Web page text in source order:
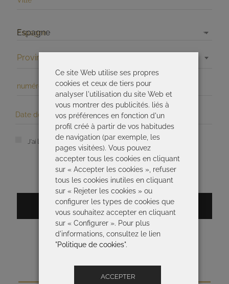
Espagne
Espagne
Province
J'ai lu et j'accepte lapolitique de confidentialité *
S’INSCRIRE
Ce site Web utilise ses propres
cookies et ceux de tiers pour
analyser l'utilisation du site Web et
vous montrer des publicités. liés à
vos préférences en fonction d'un
profil créé à partir de vos habitudes
de navigation (par exemple, les
pages visitées). Vous pouvez
accepter tous les cookies en cliquant
sur « Accepter les cookies », refuser
tous les cookies inutiles en cliquant
sur « Rejeter les cookies » ou
configurer les types de cookies que
vous souhaitez accepter en cliquant
sur « Configurer ». Pour plus
d'informations, consultez le lien
"Politique de cookies".
ACCEPTER